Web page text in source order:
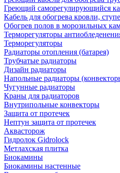
Греющий саморегулирующийся
Кабель для обогрева кровли,
Обогрев полов в морозильных
Терморегуляторы
Терморегуляторы
Радиаторы отопления (батарея)
Трубчатые радиаторы
Дизайн радиаторы
Напольные радиаторы
Чугунные радиаторы
Краны для радиаторов
Внутрипольные конвекторы
Защита от протечек
Нептун защита от протечек
Аквасторож
Гидролок Gidrolock
Метлахская плитка
Биокамины
Биокамины настенные